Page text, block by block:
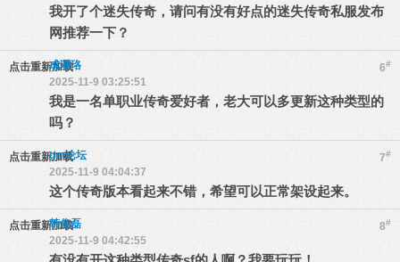
我开了个迷失传奇，请问有没有好点的迷失传奇私服发布
网推荐一下？
点击重新加载 6#
成璎珞
2025-11-9 03:25:51
我是一名单职业传奇爱好者，老大可以多更新这种类型的
吗？
点击重新加载 7#
gm论坛
2025-11-9 04:04:37
这个传奇版本看起来不错，希望可以正常架设起来。
点击重新加载 8#
韩俊磊
2025-11-9 04:42:55